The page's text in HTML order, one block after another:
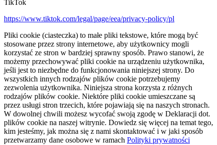
TikTok
https://www.tiktok.com/legal/page/eea/privacy-policy/pl
Pliki cookie (ciasteczka) to małe pliki tekstowe, które mogą być
stosowane przez strony internetowe, aby użytkownicy mogli
korzystać ze stron w bardziej sprawny sposób. Prawo stanowi, że
możemy przechowywać pliki cookie na urządzeniu użytkownika,
jeśli jest to niezbędne do funkcjonowania niniejszej strony. Do
wszystkich innych rodzajów plików cookie potrzebujemy
zezwolenia użytkownika. Niniejsza strona korzysta z różnych
rodzajów plików cookie. Niektóre pliki cookie umieszczane są
przez usługi stron trzecich, które pojawiają się na naszych stronach.
W dowolnej chwili możesz wycofać swoją zgodę w Deklaracji dot.
plików cookie na naszej witrynie. Dowiedz się więcej na temat tego,
kim jesteśmy, jak można się z nami skontaktować i w jaki sposób
przetwarzamy dane osobowe w ramach Polityki prywatności